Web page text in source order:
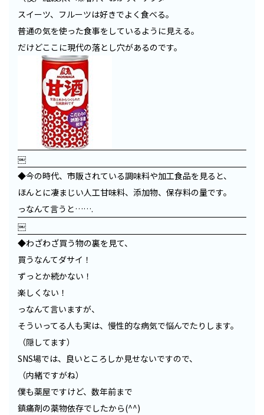
スイーツ、フルーツは好きでよく食べる。
普通の気を使った食事をしているように見える。
だけどここに現代の落とし穴があるのです。
￼
◆今の時代、市販されている調味料や加工食品を見ると、
ほんとに凄まじい人工甘味料、添加物、保存料の量です。
っなんて言うと…….
￼
◆わざわざ買う物の裏を見て、
買うなんてダサイ！
ずっとか続かない！
楽しくない！
っなんて言いますが、
そういってる人も実は、慢性的な病気で悩んでたりします。
（隠してます）
SNS場では、良いところしか見せないですので、
（内緒ですがね）
僕も薬屋ですけど、数年前まで
鎮痛剤の薬物依存でしたから(^^)